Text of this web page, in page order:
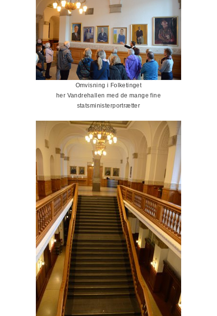
Omvisning i Folketinget
her Vandrehallen med de mange fine
statsministerportrætter